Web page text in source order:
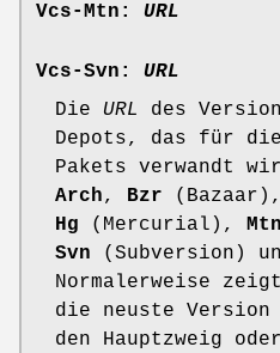
Vcs-Mtn: URL
Vcs-Svn:
URL
Die URL
des
Depots, das für
Pakets verwandt
Arch, Bzr
Hg (Mercurial), Mtn
Svn (Subversion)
Normalerweise
die neuste Version
den Hauptzweig